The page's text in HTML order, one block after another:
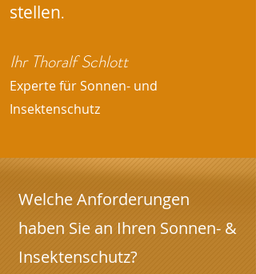
stellen.
Ihr Thoralf Schlott
Experte für Sonnen- und
Insektenschutz
Welche Anforderungen
haben Sie an Ihren Sonnen- &
Insektenschutz?